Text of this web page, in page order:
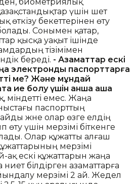
үшін шет
өткізу бекеттерінен өту
болады. Сонымен қатар,
қысқа уақыт ішінде
тізімімен
береді. - Азаматтар ескі
электрондық паспорттарға
ме? Және мұндай
ие болу үшін қанша ақша
міндетті емес. Жаңа
паспорттың
және олар өзге елдің
үшін мерзімі біткенге
Олар құжатты алғаш
мерзімі
ақ ескі құжаттарын жаңа
білдірген азаматтарға
мерзімі 2 ай. Жедел